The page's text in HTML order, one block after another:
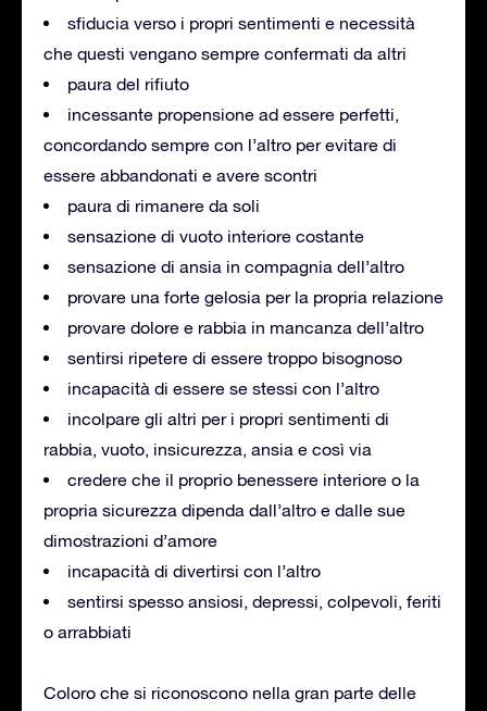
sfiducia verso i propri sentimenti e necessità
che questi vengano sempre confermati da altri
paura del rifiuto
incessante propensione ad essere perfetti,
concordando sempre con l’altro per evitare di
essere abbandonati e avere scontri
paura di rimanere da soli
sensazione di vuoto interiore costante
sensazione di ansia in compagnia dell’altro
provare una forte gelosia per la propria relazione
provare dolore e rabbia in mancanza dell’altro
sentirsi ripetere di essere troppo bisognoso
incapacità di essere se stessi con l’altro
incolpare gli altri per i propri sentimenti di
rabbia, vuoto, insicurezza, ansia e così via
credere che il proprio benessere interiore o la
propria sicurezza dipenda dall’altro e dalle sue
dimostrazioni d’amore
incapacità di divertirsi con l’altro
sentirsi spesso ansiosi, depressi, colpevoli, feriti
o arrabbiati
Coloro che si riconoscono nella gran parte delle